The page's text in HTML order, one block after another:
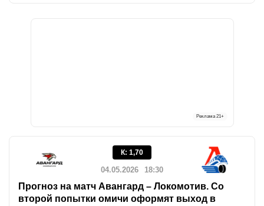
Реклама 21+
К: 1,70
04.05.2026 18:30
Прогноз на матч Авангард – Локомотив. Со
второй попытки омичи оформят выход в